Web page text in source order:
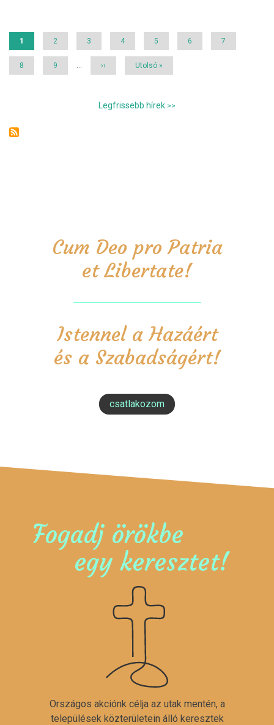
Jelenlegi
oldal
1 Page
2 Page
3 Page
4 Page
5 Page
6 Page
7
Page
8 Page
9 …
Következő
oldal
››
Utolsó
oldal
Utolsó »
Legfrissebb hírek
Cum Deo pro Patria
et Libertate!
Istennel a Hazáért
és a Szabadságért!
csatlakozom
Fogadj örökbe
egy keresztet!
Országos akciónk célja az utak mentén, a
települések közterületein álló keresztek